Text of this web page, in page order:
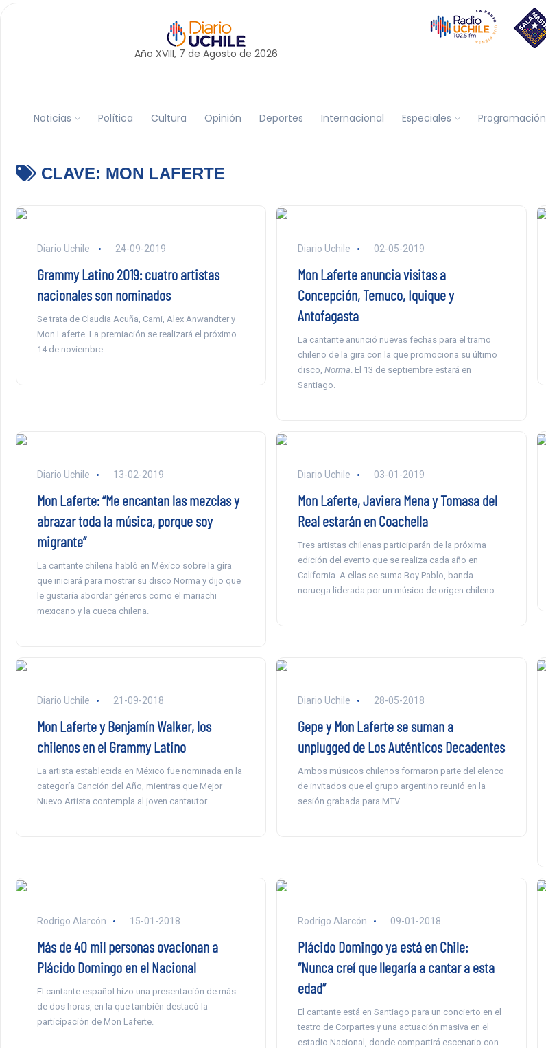
Año XVIII, 7 de Agosto de 2026
Noticias Política Cultura Opinión Deportes Internacional Especiales Programación
CLAVE: MON LAFERTE
Diario Uchile 24-09-2019
Grammy Latino 2019: cuatro artistas
nacionales son nominados
Se trata de Claudia Acuña, Cami, Alex Anwandter y
Mon Laferte. La premiación se realizará el próximo
14 de noviembre.
Diario Uchile 02-05-2019
Mon Laferte anuncia visitas a
Concepción, Temuco, Iquique y
Antofagasta
La cantante anunció nuevas fechas para el tramo
chileno de la gira con la que promociona su último
disco, Norma. El 13 de septiembre estará en
Santiago.
Diario Uchile 13-02-2019
Mon Laferte: “Me encantan las mezclas y
abrazar toda la música, porque soy
migrante”
La cantante chilena habló en México sobre la gira
que iniciará para mostrar su disco Norma y dijo que
le gustaría abordar géneros como el mariachi
mexicano y la cueca chilena.
Diario Uchile 03-01-2019
Mon Laferte, Javiera Mena y Tomasa del
Real estarán en Coachella
Tres artistas chilenas participarán de la próxima
edición del evento que se realiza cada año en
California. A ellas se suma Boy Pablo, banda
noruega liderada por un músico de origen chileno.
Diario Uchile 21-09-2018
Mon Laferte y Benjamín Walker, los
chilenos en el Grammy Latino
La artista establecida en México fue nominada en la
categoría Canción del Año, mientras que Mejor
Nuevo Artista contempla al joven cantautor.
Diario Uchile 28-05-2018
Gepe y Mon Laferte se suman a
unplugged de Los Auténticos Decadentes
Ambos músicos chilenos formaron parte del elenco
de invitados que el grupo argentino reunió en la
sesión grabada para MTV.
Rodrigo Alarcón 15-01-2018
Más de 40 mil personas ovacionan a
Plácido Domingo en el Nacional
El cantante español hizo una presentación de más
de dos horas, en la que también destacó la
participación de Mon Laferte.
Rodrigo Alarcón 09-01-2018
Plácido Domingo ya está en Chile:
“Nunca creí que llegaría a cantar a esta
edad”
El cantante está en Santiago para un concierto en el
teatro de Corpartes y una actuación masiva en el
estadio Nacional, donde compartirá escenario con